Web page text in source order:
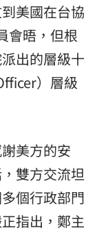
美國在台協
會晤，但根
出的層級十
）層級
美方的安
雙方交流坦
個行政部門
指出，鄭主